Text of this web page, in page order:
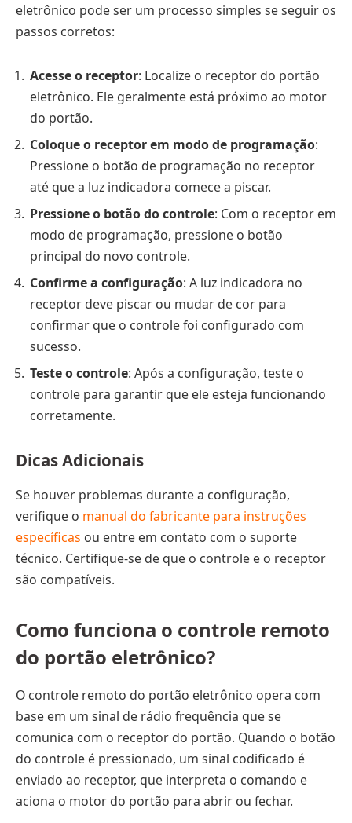
eletrônico pode ser um processo simples se seguir os
passos corretos:
Acesse o receptor: Localize o receptor do portão
eletrônico. Ele geralmente está próximo ao motor
do portão.
Coloque o receptor em modo de programação:
Pressione o botão de programação no receptor
até que a luz indicadora comece a piscar.
Pressione o botão do controle: Com o receptor em
modo de programação, pressione o botão
principal do novo controle.
Confirme a configuração: A luz indicadora no
receptor deve piscar ou mudar de cor para
confirmar que o controle foi configurado com
sucesso.
Teste o controle: Após a configuração, teste o
controle para garantir que ele esteja funcionando
corretamente.
Dicas Adicionais
Se houver problemas durante a configuração,
verifique o manual do fabricante para instruções
específicas ou entre em contato com o suporte
técnico. Certifique-se de que o controle e o receptor
são compatíveis.
Como funciona o controle remoto
do portão eletrônico?
O controle remoto do portão eletrônico opera com
base em um sinal de rádio frequência que se
comunica com o receptor do portão. Quando o botão
do controle é pressionado, um sinal codificado é
enviado ao receptor, que interpreta o comando e
aciona o motor do portão para abrir ou fechar.